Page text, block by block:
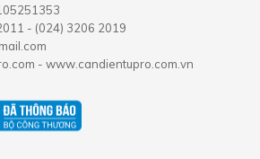
- (024) 3206 2019
- www.candientupro.com.vn